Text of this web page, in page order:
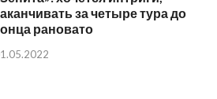
за четыре тура до
рановато